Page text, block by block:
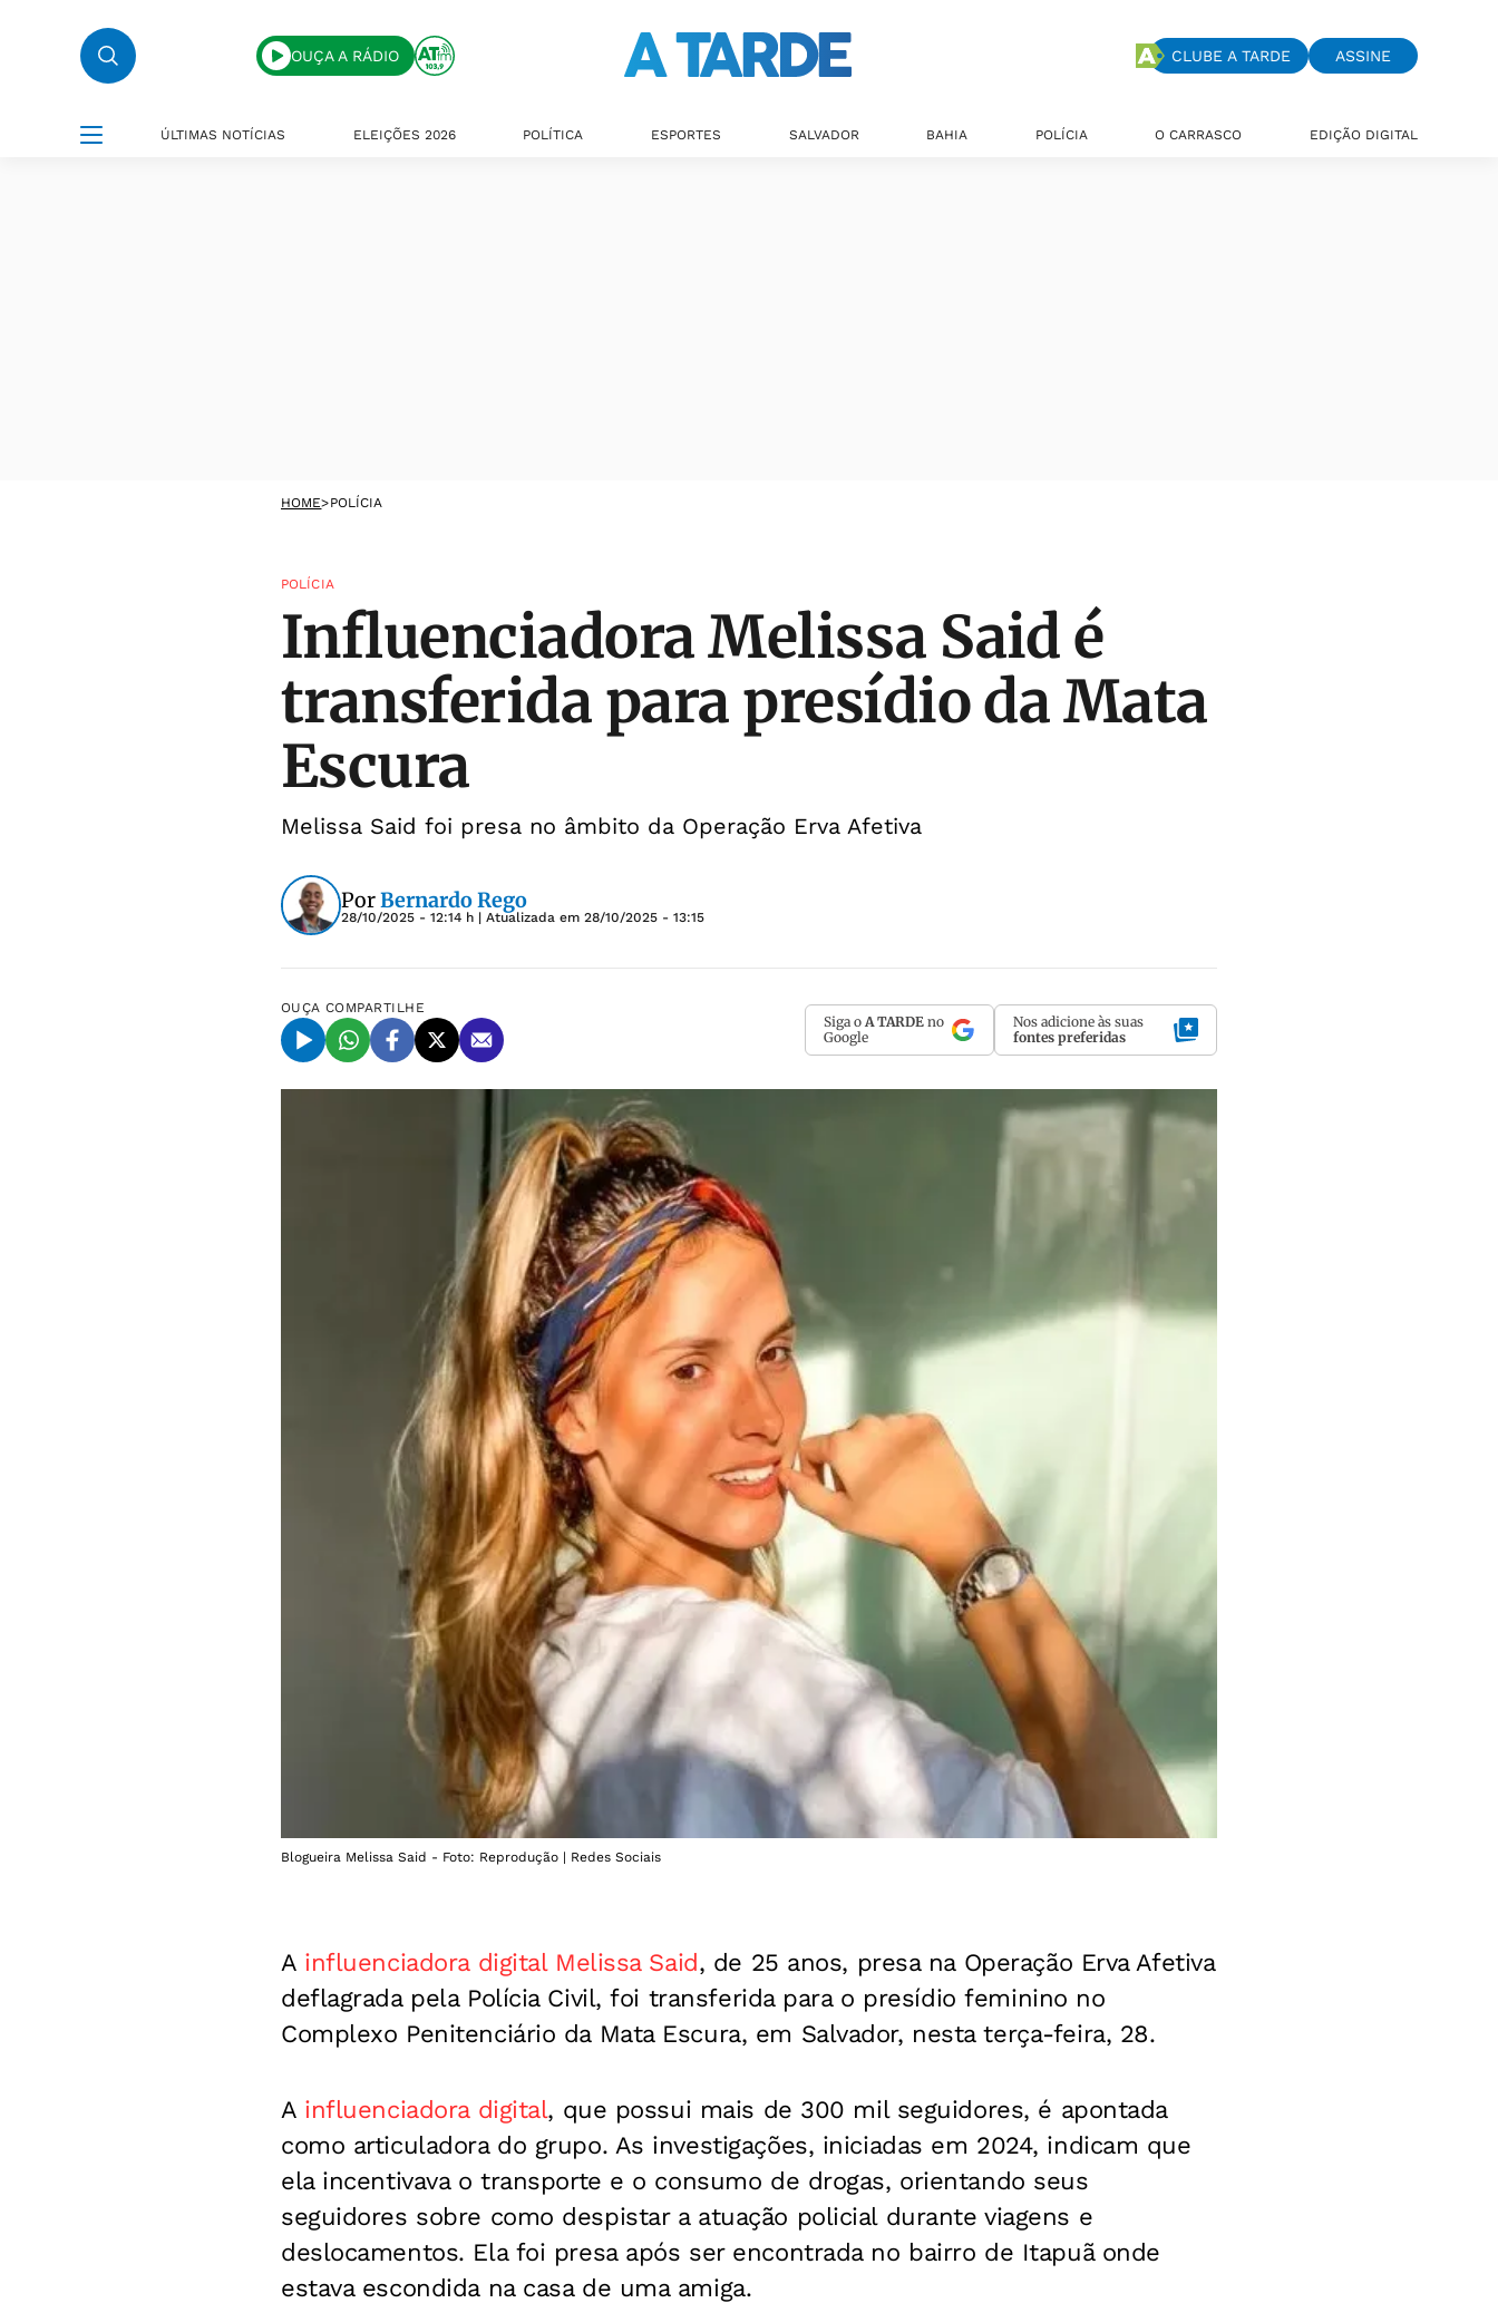
OUÇA A RÁDIO CLUBE A TARDE ASSINE
ÚLTIMAS NOTÍCIAS ELEIÇÕES 2026 POLÍTICA ESPORTES SALVADOR BAHIA POLÍCIA O CARRASCO EDIÇÃO DIGITAL
HOME>POLÍCIA
POLÍCIA
Influenciadora Melissa Said é
transferida para presídio da Mata
Escura
Melissa Said foi presa no âmbito da Operação Erva Afetiva
PorBernardo Rego
28/10/2025 - 12:14 h | Atualizada em 28/10/2025 - 13:15
OUÇA COMPARTILHE
Siga o A TARDE no
Google
Nos adicione às suas
fontes preferidas
Blogueira Melissa Said - Foto: Reprodução | Redes Sociais
A influenciadora digital Melissa Said, de 25 anos, presa na Operação Erva Afetiva
deflagrada pela Polícia Civil, foi transferida para o presídio feminino no
Complexo Penitenciário da Mata Escura, em Salvador, nesta terça-feira, 28.
A influenciadora digital, que possui mais de 300 mil seguidores, é apontada
como articuladora do grupo. As investigações, iniciadas em 2024, indicam que
ela incentivava o transporte e o consumo de drogas, orientando seus
seguidores sobre como despistar a atuação policial durante viagens e
deslocamentos. Ela foi presa após ser encontrada no bairro de Itapuã onde
estava escondida na casa de uma amiga.